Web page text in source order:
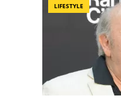
LIFESTYLE